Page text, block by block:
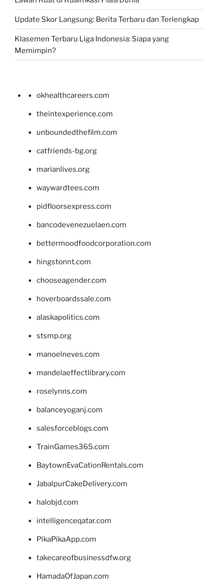
Update Skor Langsung: Berita Terbaru dan Terlengkap
Klasemen Terbaru Liga Indonesia: Siapa yang
Memimpin?
okhealthcareers.com
theintexperience.com
unboundedthefilm.com
catfriends-bg.org
marianlives.org
waywardtees.com
pidfloorsexpress.com
bancodevenezuelaen.com
bettermoodfoodcorporation.com
hingstonnt.com
chooseagender.com
hoverboardssale.com
alaskapolitics.com
stsmp.org
manoelneves.com
mandelaeffectlibrary.com
roselynns.com
balanceyoganj.com
salesforceblogs.com
TrainGames365.com
BaytownEvaCationRentals.com
JabalpurCakeDelivery.com
halobjd.com
intelligenceqatar.com
PikaPikaApp.com
takecareofbusinessdfw.org
HamadaOfJapan.com